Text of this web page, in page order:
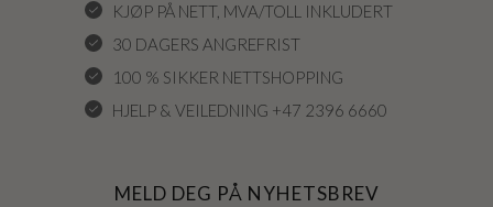
KJØP PÅ NETT, MVA/TOLL INKLUDERT
30 DAGERS ANGREFRIST
100 % SIKKER NETTSHOPPING
HJELP & VEILEDNING +47 2396 6660
MELD DEG PÅ NYHETSBREV